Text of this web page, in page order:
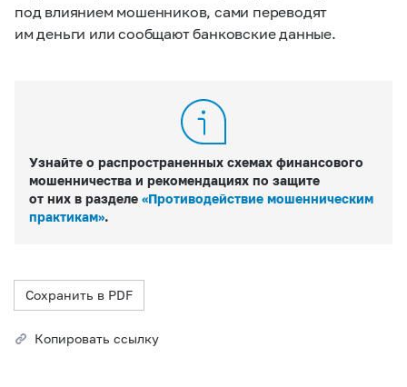
под влиянием мошенников, сами переводят
им деньги или сообщают банковские данные.
Узнайте о распространенных схемах финансового
мошенничества и рекомендациях по защите
от них в разделе «Противодействие мошенническим
практикам».
Сохранить в PDF
Копировать ссылку